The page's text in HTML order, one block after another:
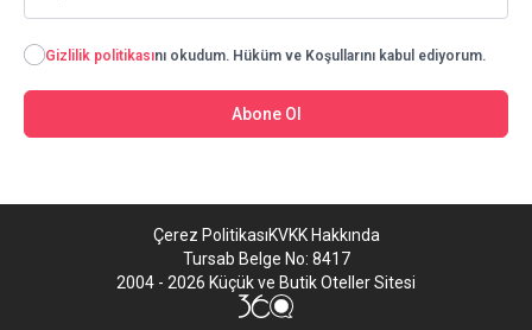
Gizlilik politikasını okudum. Hüküm ve Koşullarını kabul ediyorum.
Abone Ol
2004 - 2026 Küçük ve Butik Oteller Sitesi
Tursab Belge No: 8417
Çerez PolitikasıKVKK Hakkında